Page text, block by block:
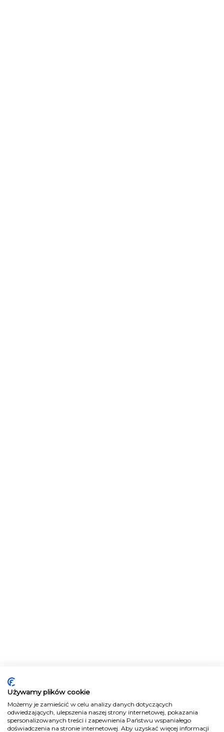
Używamy plików cookie
Możemy je zamieścić w celu analizy danych dotyczących
odwiedzających, ulepszenia naszej strony internetowej, pokazania
spersonalizowanych treści i zapewnienia Państwu wspaniałego
doświadczenia na stronie internetowej. Aby uzyskać więcej informacji